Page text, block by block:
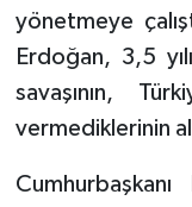
yönetmeye
Erdoğan, 3,5
savaşının,
vermediklerinin